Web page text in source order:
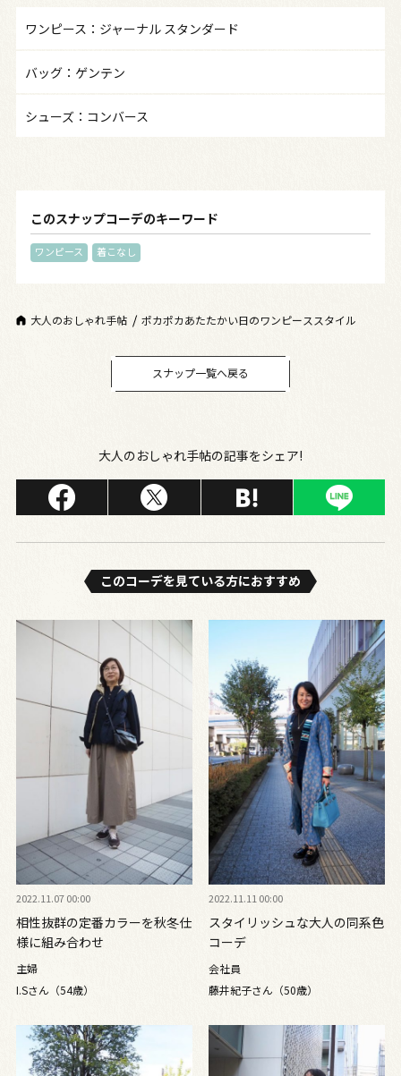
ワンピース：ジャーナル スタンダード
バッグ：ゲンテン
シューズ：コンバース
このスナップコーデのキーワード
ワンピース 着こなし
大人のおしゃれ手帖 ポカポカあたたかい日のワンピーススタイル
スナップ一覧へ戻る
大人のおしゃれ手帖の記事をシェア!
このコーデを⾒ている⽅におすすめ
2022.11.07 00:00
相性抜群の定番カラーを秋冬仕
様に組み合わせ
主婦
I.Sさん（54歳）
2022.11.11 00:00
スタイリッシュな大人の同系色
コーデ
会社員
藤井紀子さん（50歳）